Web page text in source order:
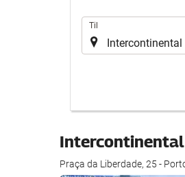
Til
Intercontinental
Praça da Liberdade, 25 -